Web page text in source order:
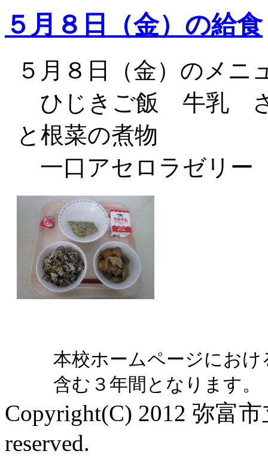
５月８日（金）の給食
５月８日（金）のメニ
ひじきご飯 牛乳
と根菜の煮物
一口アセロラゼリー
本校ホームページにお
含む３年間となります。
Copyright(C) 2012 弥富
reserved.